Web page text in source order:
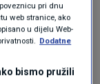
je pastir
savjesti
II., u enciklici
pri dnu
web stranice, ako
u dijelu Web-
Dodatne
bismo pružili